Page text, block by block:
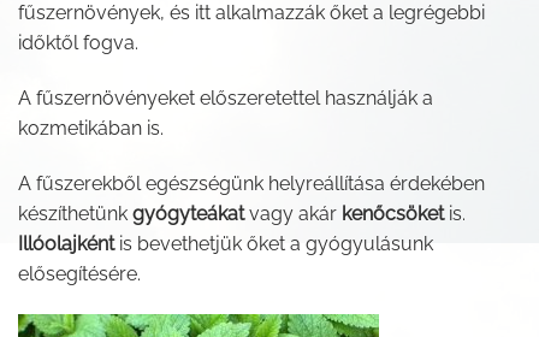
fűszernövények, és itt alkalmazzák őket a legrégebbi
időktől fogva.
A fűszernövényeket előszeretettel használják a
kozmetikában is.
A fűszerekből egészségünk helyreállítása érdekében
készíthetünk gyógyteákatvagy akár kenőcsöketis.
Illóolajkéntis bevethetjük őket a gyógyulásunk
elősegítésére.